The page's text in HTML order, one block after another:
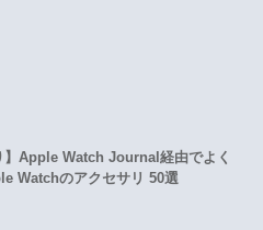
】Apple Watch Journal経由でよく
Watchのアクセサリ 50選